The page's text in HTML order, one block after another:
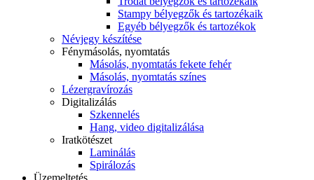
Stampy bélyegzők és tartozékaik
Egyéb bélyegzők és tartozékok
Névjegy készítése
Fénymásolás, nyomtatás
Másolás, nyomtatás fekete fehér
Másolás, nyomtatás színes
Lézergravírozás
Digitalizálás
Szkennelés
Hang, video digitalizálása
Iratkötészet
Laminálás
Spirálozás
Üzemeltetés